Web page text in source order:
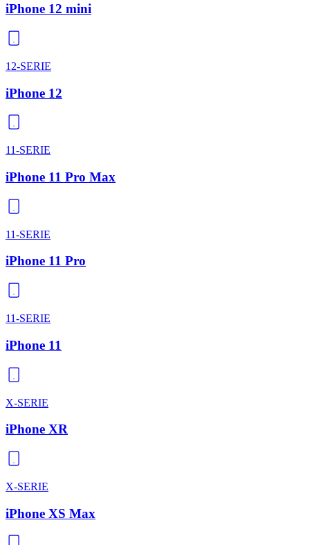
iPhone 12 mini
12-SERIE
iPhone 12
11-SERIE
iPhone 11 Pro Max
11-SERIE
iPhone 11 Pro
11-SERIE
iPhone 11
X-SERIE
iPhone XR
X-SERIE
iPhone XS Max